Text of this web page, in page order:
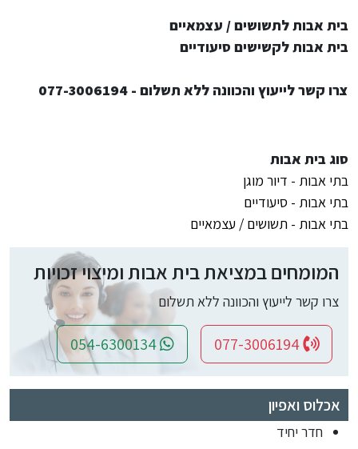
בית אבות לתשושים / עצמאיים
בית אבות לקשישים סיעודיים
צרו קשר לייעוץ והכוונה ללא תשלום - 077-3006194
סוג בית אבות
בתי אבות - דיור מוגן
בתי אבות - סיעודיים
בתי אבות - תשושים / עצמאיים
המומחים במציאת בית אבות ומיצוי זכויות
צרו קשר לייעוץ והכוונה ללא תשלום
אכלוס ואפיון
חדר יחיד